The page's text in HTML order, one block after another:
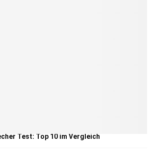
Test: Top 10 im Vergleich